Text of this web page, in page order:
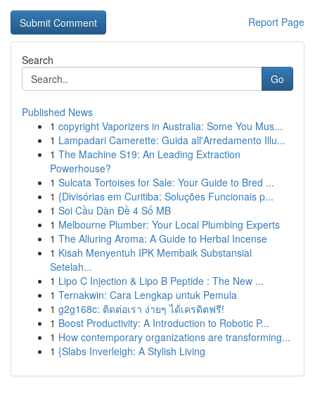
Report Page
Search
Go
Published News
1 copyright Vaporizers in Australia: Some You Mus...
1 Lampadari Camerette: Guida all'Arredamento Illu...
1 The Machine S19: An Leading Extraction
Powerhouse?
1 Sulcata Tortoises for Sale: Your Guide to Bred ...
1 {Divisórias em Curitiba: Soluções Funcionais p...
1 Soi Cầu Dàn Đề 4 Số MB
1 Melbourne Plumber: Your Local Plumbing Experts
1 The Alluring Aroma: A Guide to Herbal Incense
1 Kisah Menyentuh IPK Membaik Substansial
Setelah...
1 Lipo C Injection & Lipo B Peptide : The New ...
1 Ternakwin: Cara Lengkap untuk Pemula
1 g2g168c: ติดต่อเรา ง่ายๆ ได้เครดิตฟรี!
1 Boost Productivity: A Introduction to Robotic P...
1 How contemporary organizations are transforming...
1 {Slabs Inverleigh: A Stylish Living